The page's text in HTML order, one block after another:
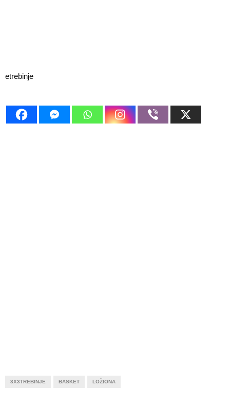
etrebinje
3X3TREBINJE BASKET LOŽIONA